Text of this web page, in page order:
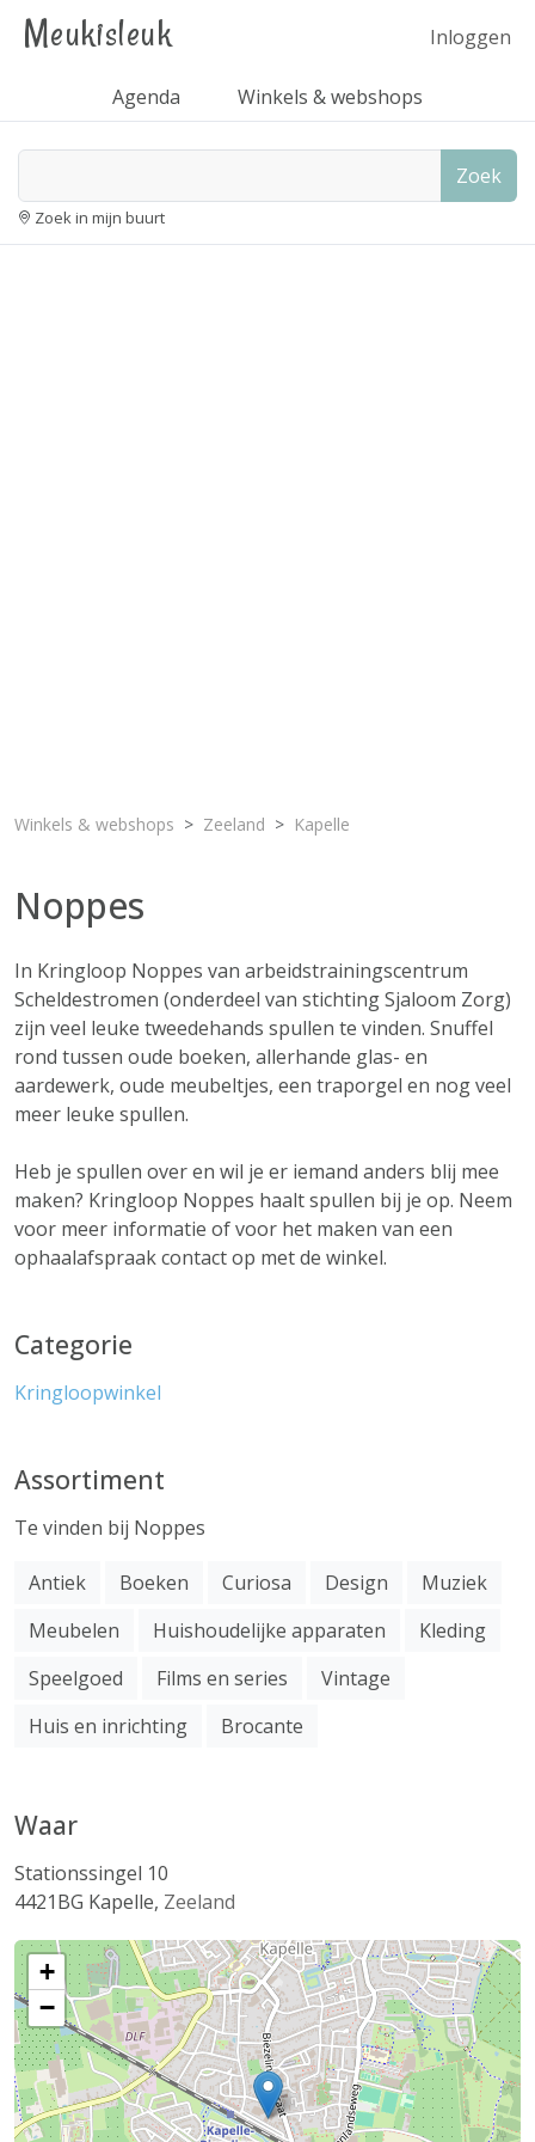
Meukisleuk Inloggen
Agenda Winkels & webshops
Zoek
Zoek in mijn buurt
Winkels & webshops Zeeland Kapelle
Noppes
In Kringloop Noppes van arbeidstrainingscentrum
Scheldestromen (onderdeel van stichting Sjaloom Zorg)
zijn veel leuke tweedehands spullen te vinden. Snuffel
rond tussen oude boeken, allerhande glas- en
aardewerk, oude meubeltjes, een traporgel en nog veel
meer leuke spullen.
Heb je spullen over en wil je er iemand anders blij mee
maken? Kringloop Noppes haalt spullen bij je op. Neem
voor meer informatie of voor het maken van een
ophaalafspraak contact op met de winkel.
Categorie
Kringloopwinkel
Assortiment
Te vinden bij Noppes
Antiek Boeken Curiosa Design
Muziek
Meubelen
Huishoudelijke apparaten
Kleding
Speelgoed
Films en series
Vintage
Huis en inrichting
Brocante
Waar
Stationssingel 10
4421BG Kapelle, Zeeland
+
−